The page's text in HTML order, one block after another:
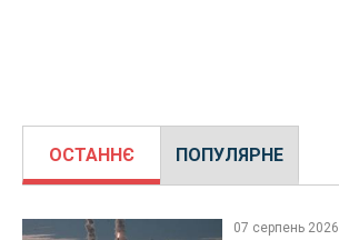
ОСТАННЄ ПОПУЛЯРНЕ
07 серпень 2026